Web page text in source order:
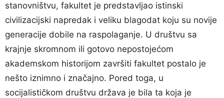
stanovništvu, fakultet je predstavljao istinski
civilizacijski napredak i veliku blagodat koju su novije
generacije dobile na raspolaganje. U društvu sa
krajnje skromnom ili gotovo nepostojećom
akademskom historijom završiti fakultet postalo je
nešto iznimno i značajno. Pored toga, u
socijalističkom društvu država je bila ta koja je